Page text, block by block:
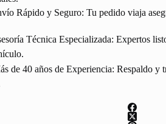
Rápido y Seguro: Tu pedido viaja
Técnica Especializada: Expertos
de 40 años de Experiencia: Respaldo y